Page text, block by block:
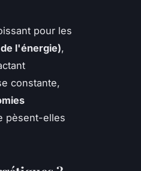
pour les
l'énergie),
constante,
pèsent-elles